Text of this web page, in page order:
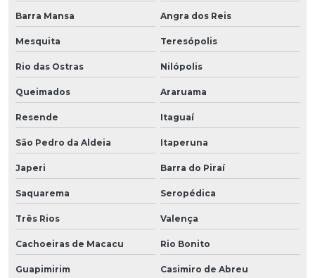
Barra Mansa Angra dos Reis
Mesquita Teresópolis
Rio das Ostras Nilópolis
Queimados Araruama
Resende Itaguaí
São Pedro da Aldeia Itaperuna
Japeri Barra do Piraí
Saquarema Seropédica
Três Rios Valença
Cachoeiras de Macacu Rio Bonito
Guapimirim Casimiro de Abreu